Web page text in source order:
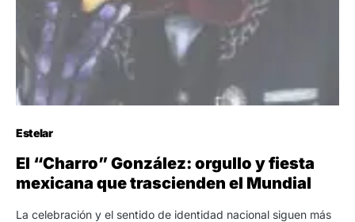
Estelar
El “Charro” González: orgullo y fiesta
mexicana que trascienden el Mundial
La celebración y el sentido de identidad nacional siguen más